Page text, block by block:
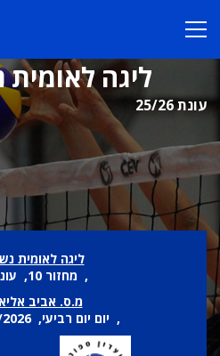
ליגה לאומית
עונת 25/26
ליגה לאומית
, מחזור 10, עונת 25/26
מ.ס. אביב
, יום יום רביעי, 14/01/2026, 21:00